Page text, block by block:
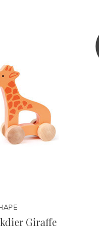
Giraffe